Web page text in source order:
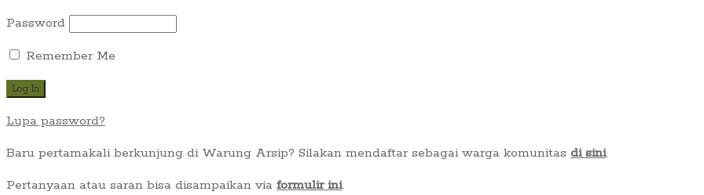
Password
Remember Me
Lupa password?
Baru pertamakali berkunjung di Warung Arsip? Silakan mendaftar sebagai warga komunitas di sini.
Pertanyaan atau saran bisa disampaikan via formulir ini.